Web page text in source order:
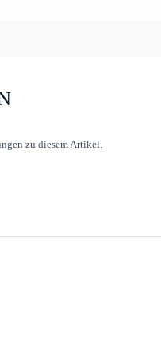
zu diesem Artikel.